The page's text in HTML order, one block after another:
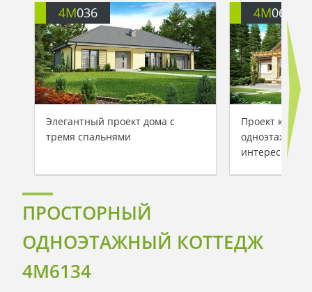
4M036
Элегантный проект дома с
тремя спальнями
4M068
Проект
одноэтажного
интересного
ПРОСТОРНЫЙ
ОДНОЭТАЖНЫЙ КОТТЕДЖ
4M6134